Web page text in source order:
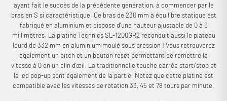
ayant fait le succès de la précédente génération, à commencer par le
bras en S si caractéristique. Ce bras de 230 mm à équilibre statique est
fabriqué en aluminium et dispose d’une hauteur ajustable de 0 à 6
millimètres. La platine Technics SL-1200GR2 reconduit aussi le plateau
lourd de 332 mm en aluminium moulé sous pression ! Vous retrouverez
également un pitch et un bouton reset permettant de remettre la
vitesse à 0 en un clin d’œil. La traditionnelle touche carrée start/stop et
la led pop-up sont également de la partie. Notez que cette platine est
compatible avec les vitesses de rotation 33, 45 et 78 tours par minute.